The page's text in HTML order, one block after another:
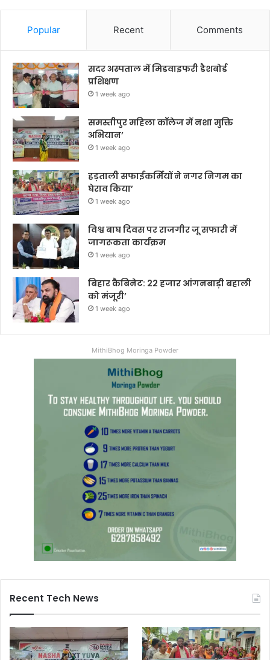
Popular Recent Comments
सदर अस्पताल में मिडवाइफरी डैशबोर्ड
प्रशिक्षण
1 week ago
समस्तीपुर महिला कॉलेज में नशा मुक्ति
अभियान’
1 week ago
हड़ताली सफाईकर्मियों ने नगर निगम का
घेराव किया’
1 week ago
विश्व बाघ दिवस पर राजगीर जू सफारी में
जागरूकता कार्यक्रम
1 week ago
बिहार कैबिनेट: 22 हजार आंगनबाड़ी बहाली
को मंजूरी’
1 week ago
MithiBhog Moringa Powder
Recent Tech News